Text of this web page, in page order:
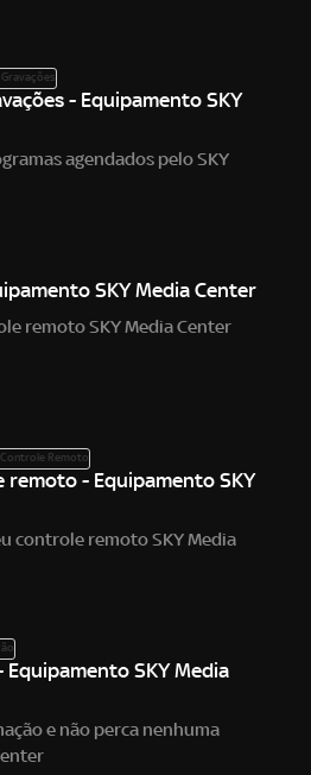
- Equipamento SKY
agendados pelo SKY
SKY Media Center
remoto SKY Media Center
- Equipamento SKY
controle remoto SKY Media
SKY Media
e não perca nenhuma